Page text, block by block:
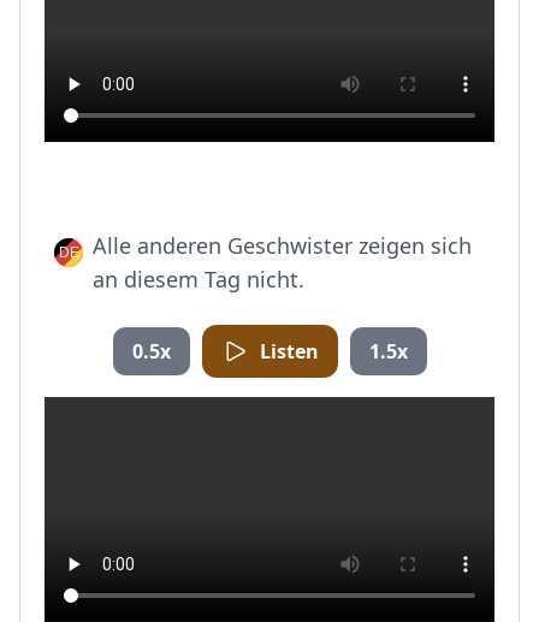
Alle anderen Geschwister zeigen sich
an diesem Tag nicht.
0.5x Listen 1.5x